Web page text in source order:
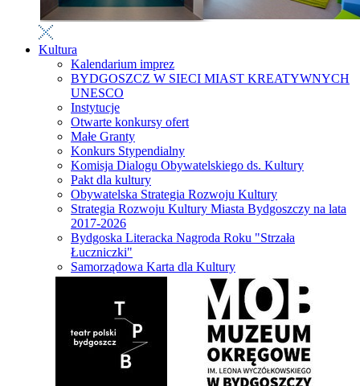
Kultura
Kalendarium imprez
BYDGOSZCZ W SIECI MIAST KREATYWNYCH
UNESCO
Instytucje
Otwarte konkursy ofert
Małe Granty
Konkurs Stypendialny
Komisja Dialogu Obywatelskiego ds. Kultury
Pakt dla kultury
Obywatelska Strategia Rozwoju Kultury
Strategia Rozwoju Kultury Miasta Bydgoszczy na lata
2017-2026
Bydgoska Literacka Nagroda Roku "Strzała
Łuczniczki"
Samorządowa Karta dla Kultury